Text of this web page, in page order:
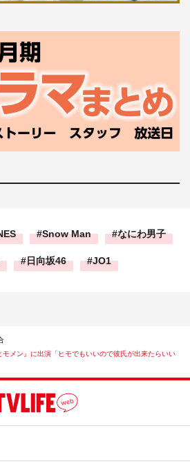
Snow Man なにわ男子
日向坂46 JO1
メン』に出演「ヒモでもいいので彼氏が出来たらいい